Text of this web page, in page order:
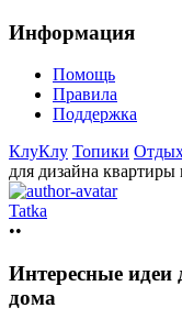
Информация
Помощь
Правила
Поддержка
КлуКлу Топики
для дизайна квартиры
Tatka
••
Интересные
дома